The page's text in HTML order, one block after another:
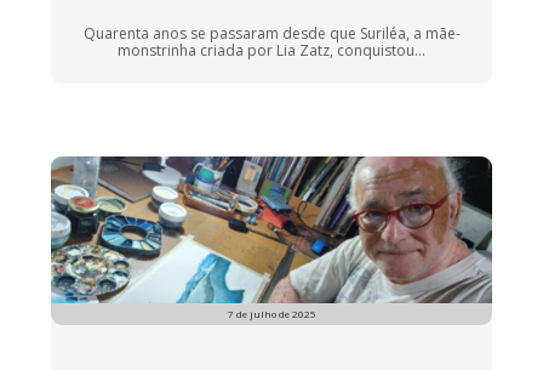
Quarenta anos se passaram desde que Suriléa, a mãe-
monstrinha criada por Lia Zatz, conquistou...
7 de julho de 2025